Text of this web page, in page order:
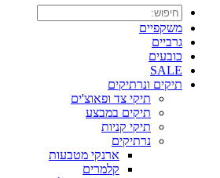
משקפיים
גרביים
כובעים
SALE
תיקים ונרתיקים
תיקי צד ופאוצ'ים
תיקים במבצע
תיקי קניות
נרתיקים
ארנקי מטבעות
קלמרים